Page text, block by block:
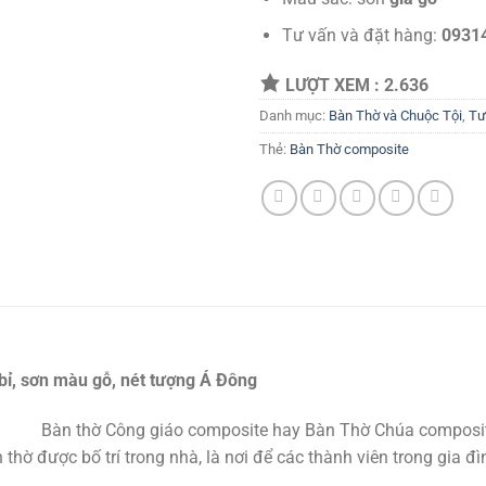
Tư vấn và đặt hàng:
LƯỢT XEM : 2.636
Danh mục: Bàn Thờ và Chuộc Tội,
Thẻ: Bàn Thờ composite
sơn màu gỗ, nét tượng Á Đông
Bàn thờ Công giáo composite hay Bàn Thờ Chúa
được bố trí trong nhà, là nơi để các thành viên trong gia